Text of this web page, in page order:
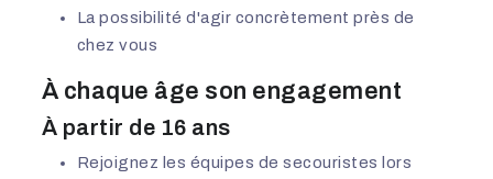
La possibilité d'agir concrètement près de
chez vous
À chaque âge son engagement
À partir de 16 ans
Rejoignez les équipes de secouristes lors